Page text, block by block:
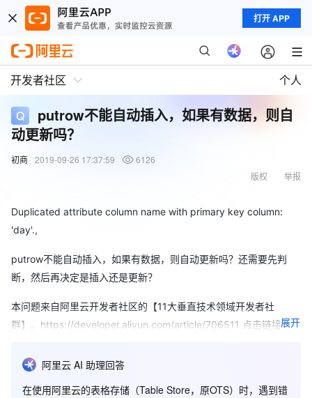
打开 APP
开发者社区 个人
putrow不能自动插入，如果有数据，则自
动更新吗？
初商 2019-09-26 17:37:59
6126
举报
版权
Duplicated attribute column name with primary key column:
'day'.,
putrow不能自动插入，如果有数据，则自动更新吗？还需要先判
断，然后再决定是插入还是更新？
本问题来自阿里云开发者社区的【11大垂直技术领域开发者社
群】。https://developer.aliyun.com/article/706511 点击链接欢迎
展开
阿里云 AI 助理回答
在使用阿里云的表格存储（Table Store，原OTS）时，遇到错